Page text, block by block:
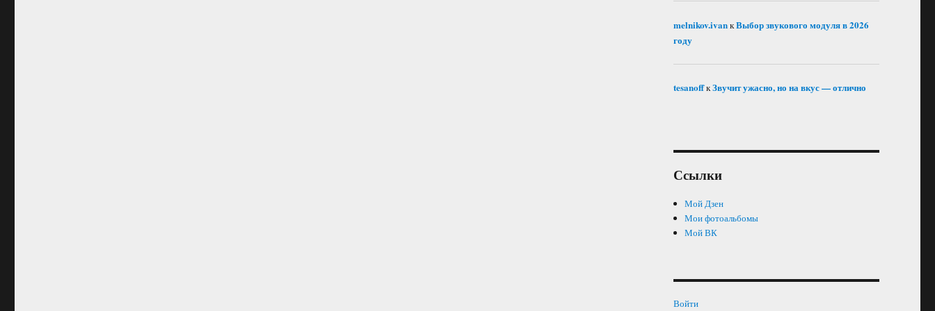
melnikov.ivanкВыбор звукового модуля в 2026
году
tesanoffкЗвучит ужасно, но на вкус — отлично
Ссылки
Мой Дзен
Мои фотоальбомы
Мой ВК
Войти